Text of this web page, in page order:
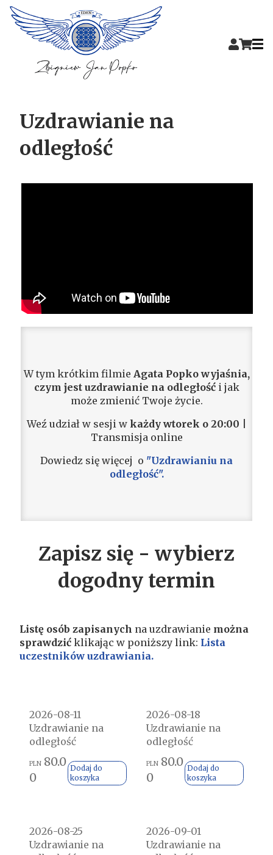
Uzdrawianie na
odległość
W tym krótkim filmie Agata Popko wyjaśnia,
czym jest uzdrawianie na odległośći jak
może zmienić Twoje życie.
Weź udział w sesji w każdy wtorek o 20:00
Transmisja online
Dowiedz się więcej o "Uzdrawianiu na
odległość".
Zapisz się - wybierz
dogodny termin
Listę osób zapisanych na uzdrawianie można
sprawdzić klikając w poniższy link: Lista
uczestników uzdrawiania.
2026-08-11
Uzdrawianie na
odległość
PLN 80.0
0
Dodaj do
koszyka
2026-08-18
Uzdrawianie na
odległość
PLN 80.0
0
Dodaj do
koszyka
2026-08-25
Uzdrawianie na
2026-09-01
Uzdrawianie na